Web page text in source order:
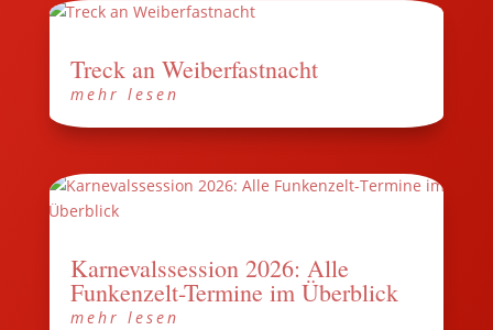
Treck an Weiberfastnacht
mehr lesen
Karnevalssession 2026: Alle
Funkenzelt-Termine im Überblick
mehr lesen